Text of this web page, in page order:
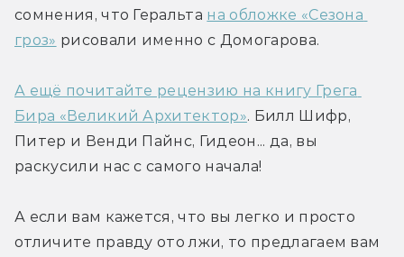
сомнения, что Геральта на обложке «Сезона
гроз» рисовали именно с Домогарова.
А ещё почитайте рецензию на книгу Грега
Бира «Великий Архитектор». Билл Шифр,
Питер и Венди Пайнс, Гидеон... да, вы
раскусили нас с самого начала!
А если вам кажется, что вы легко и просто
отличите правду ото лжи, то предлагаем вам